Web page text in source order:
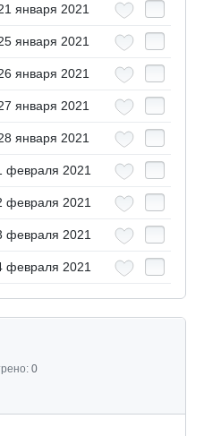
января 2021
января 2021
января 2021
января 2021
января 2021
февраля 2021
февраля 2021
февраля 2021
февраля 2021
0